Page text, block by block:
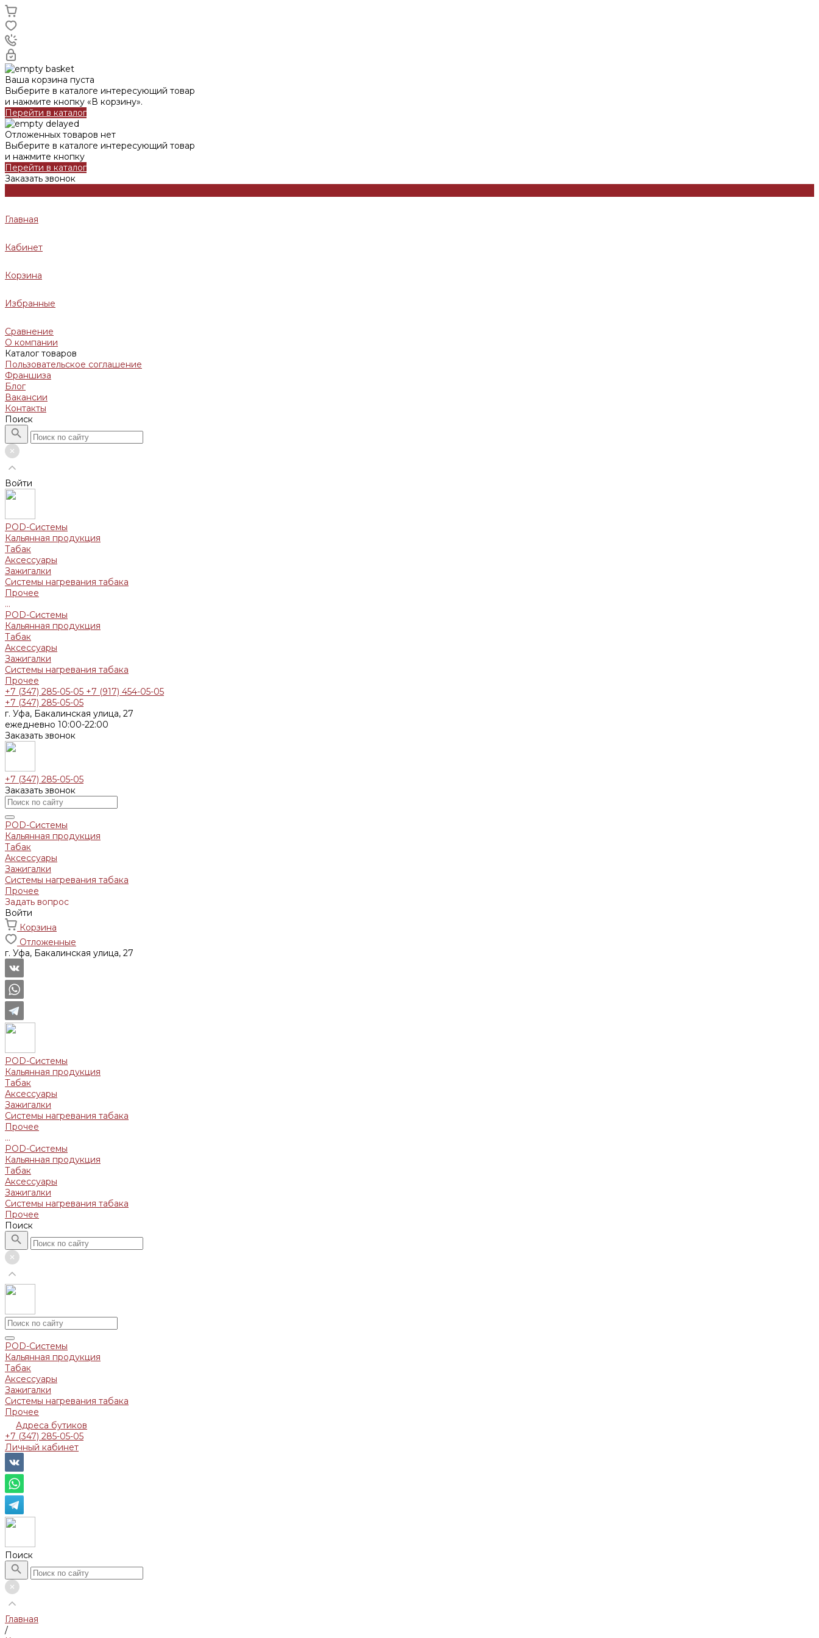
Ваша корзина пуста
Выберите в каталоге интересующий товар
и нажмите кнопку «В корзину».
Перейти в каталог
Отложенных товаров нет
Выберите в каталоге интересующий товар
и нажмите кнопку
Перейти в каталог
Заказать звонок
Главная
Кабинет
Корзина
Избранные
Сравнение
О компании
Каталог товаров
Пользовательское соглашение
Франшиза
Блог
Вакансии
Контакты
Поиск
Войти
POD-Системы
Кальянная продукция
Табак
Аксессуары
Зажигалки
Системы нагревания табака
Прочее
...
POD-Системы
Кальянная продукция
Табак
Аксессуары
Зажигалки
Системы нагревания табака
Прочее
+7 (347) 285-05-05 +7 (917) 454-05-05
+7 (347) 285-05-05
г. Уфа, Бакалинская улица, 27
ежедневно 10:00-22:00
Заказать звонок
+7 (347) 285-05-05
Заказать звонок
POD-Системы
Кальянная продукция
Табак
Аксессуары
Зажигалки
Системы нагревания табака
Прочее
Задать вопрос
Войти
Корзина
Отложенные
г. Уфа, Бакалинская улица, 27
POD-Системы
Кальянная продукция
Табак
Аксессуары
Зажигалки
Системы нагревания табака
Прочее
...
POD-Системы
Кальянная продукция
Табак
Аксессуары
Зажигалки
Системы нагревания табака
Прочее
Поиск
POD-Системы
Кальянная продукция
Табак
Аксессуары
Зажигалки
Системы нагревания табака
Прочее
Адреса бутиков
+7 (347) 285-05-05
Личный кабинет
Поиск
Главная
/